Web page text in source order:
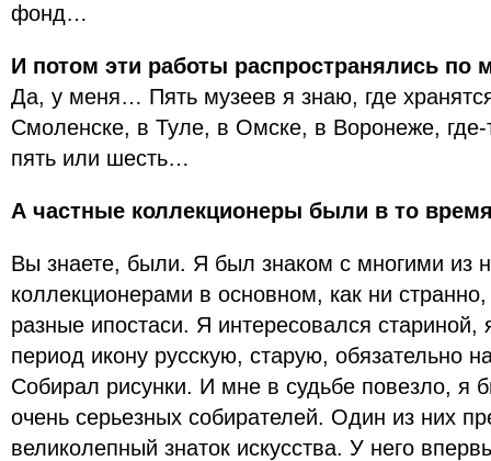
фонд…
И потом эти работы распространялись по
Да, у меня… Пять музеев я знаю, где
Смоленске, в Туле, в Омске, в Воронеже,
пять или шесть…
А частные коллекционеры были в то
Вы знаете, были. Я был знаком с многими из
коллекционерами в основном, как ни
разные ипостаси. Я интересовался стариной,
период икону русскую, старую, обязательно
Собирал рисунки. И мне в судьбе повезло, я
очень серьезных собирателей. Один из них
великолепный знаток искусства. У него